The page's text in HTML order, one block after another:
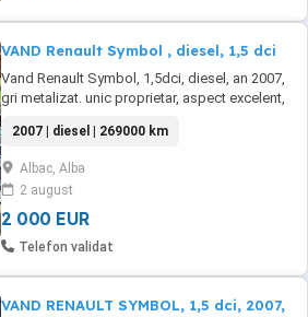
VAND Renault Symbol , diesel, 1,5 dci
Vand Renault Symbol, 1,5dci, diesel, an 2007,
gri metalizat. unic proprietar, aspect excelent,
2007 | diesel | 269000 km
Albac, Alba
2 august
2 000 EUR
Telefon validat
VAND RENAULT SYMBOL, 1,5 dci, 2007,